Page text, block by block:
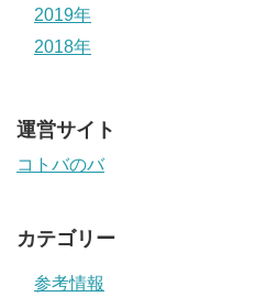
2019年
2018年
運営サイト
コトバのバ
カテゴリー
参考情報